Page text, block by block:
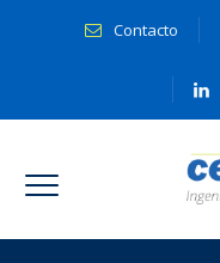
Contacto